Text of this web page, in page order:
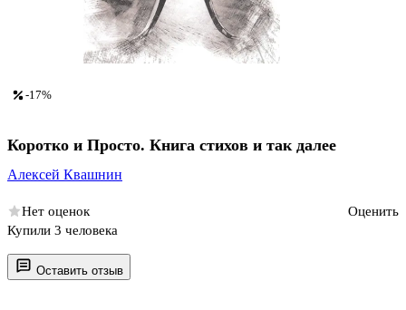
Оставить отзыв
-17%
Коротко и Просто. Книга стихов и так далее
Алексей Квашнин
Нет оценок
Оценить
Купили 3 человека